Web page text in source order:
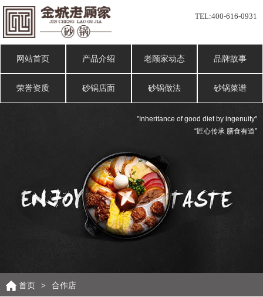
TEL:400-616-0931
网站首页 产品介绍 老顾家动态 品牌故事
荣誉资质 砂锅店面 砂锅做法 砂锅菜谱
"Inheritance of good diet by ingenuity"
“匠心传承 膳食有道”
首页 > 合作店